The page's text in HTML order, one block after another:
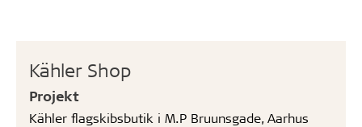
Kähler Shop
Projekt
Kähler flagskibsbutik i M.P Bruunsgade, Aarhus